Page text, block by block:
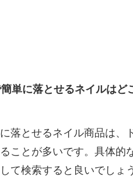
単に落とせるネイルはど
落とせるネイル商品は、
ことが多いです。具体的
て検索すると良いでしょ